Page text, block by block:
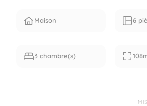
Maison 6
3 chambre(s)